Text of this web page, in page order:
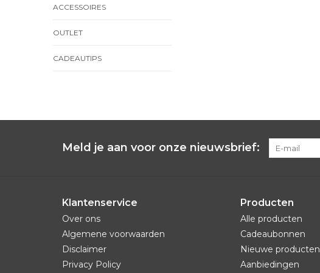
ACCESSOIRES
OUTLET
CADEAUTIPS
Meld je aan voor onze nieuwsbrief:
Klantenservice
Over ons
Algemene voorwaarden
Disclaimer
Privacy Policy
Producten
Alle producten
Cadeaubonnen
Nieuwe producten
Aanbiedingen